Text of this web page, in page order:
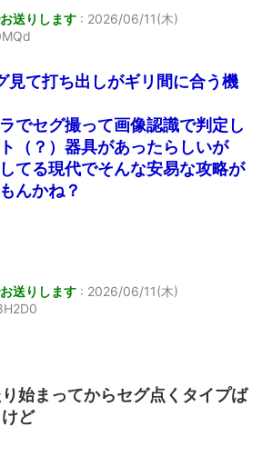
送りします : 2026/06/11(木)
見て打ち出しがギリ間に合う機
でセグ撮って画像認識で判定し
（？）器具があったらしいが
てる現代でそんな安易な攻略が
んかね？
送りします : 2026/06/11(木)
始まってからセグ点くタイプば
ど